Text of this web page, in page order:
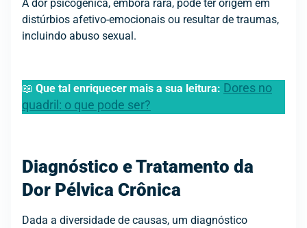
A dor psicogênica, embora rara, pode ter origem em
distúrbios afetivo-emocionais ou resultar de traumas,
incluindo abuso sexual.
📖 Que tal enriquecer mais a sua leitura: Dores no
quadril: o que pode ser?
Diagnóstico e Tratamento da
Dor Pélvica Crônica
Dada a diversidade de causas, um diagnóstico